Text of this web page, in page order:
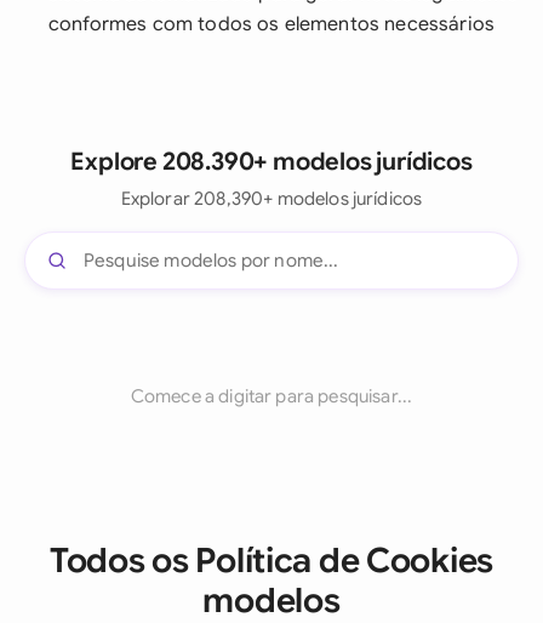
conformes com todos os elementos necessários
Explore 208.390+ modelos jurídicos
Explorar 208,390+ modelos jurídicos
Comece a digitar para pesquisar...
Todos os Política de Cookies
modelos